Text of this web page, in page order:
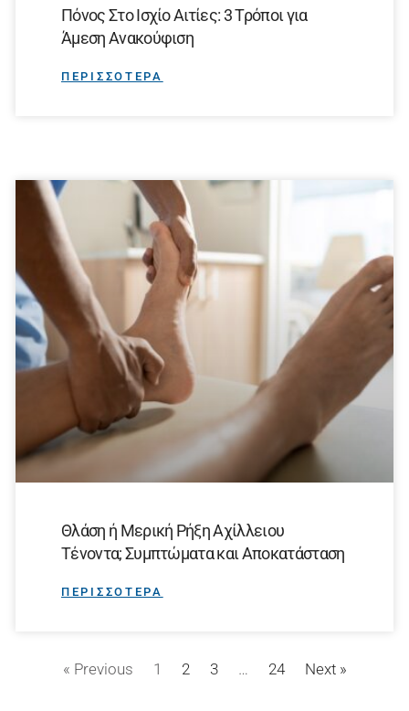
Πόνος Στο Ισχίο Αιτίες: 3 Τρόποι για
Άμεση Ανακούφιση
ΠΕΡΙΣΣΟΤΕΡΑ
Θλάση ή Μερική Ρήξη Αχίλλειου
Τένοντα; Συμπτώματα και Αποκατάσταση
ΠΕΡΙΣΣΟΤΕΡΑ
« Previous 1 2 3 … 24 Next »